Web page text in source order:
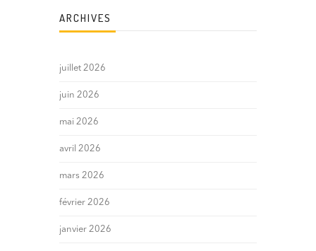
ARCHIVES
juillet 2026
juin 2026
mai 2026
avril 2026
mars 2026
février 2026
janvier 2026